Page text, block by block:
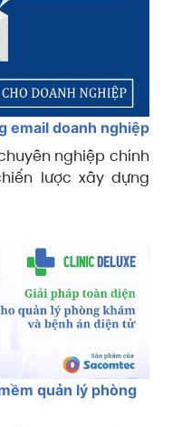
email doanh nghiệp
nghiệp chính
lược xây dựng
quản lý phòng